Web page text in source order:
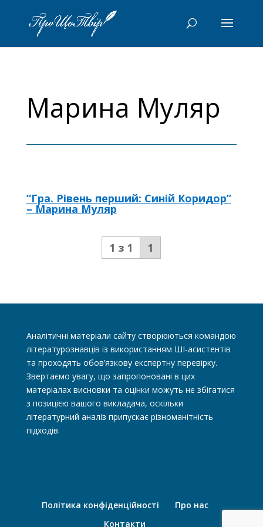
Марина Муляр
“Гра. Рівень перший: Синій Коридор”
– Марина Муляр
1 з 1 1
Аналітичні матеріали сайту створюються командою
літературознавців із використанням ШІ-асистентів
та проходять обов’язкову експертну перевірку.
Звертаємо увагу, що запропоновані в цих
матеріалах висновки та оцінки можуть не збігатися
з позицією вашого викладача, оскільки
літературний аналіз припускає різноманітність
підходів.
Політика конфіденційності
Про нас
Контакти